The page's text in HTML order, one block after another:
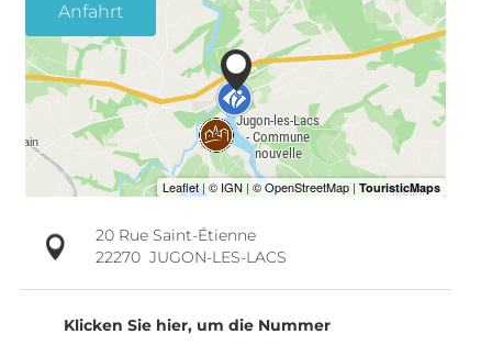
Anfahrt
20 Rue Saint-Étienne
22270 JUGON-LES-LACS
Klicken Sie hier, um die Nummer